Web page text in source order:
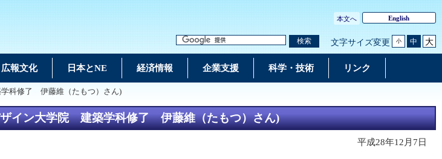
本文へ English
検索 文字サイズ変更 小 中 大
広報文化 日本とNE 経済情報 企業支援 科学・技術 リンク
学科修了 伊藤維（たもつ）さん)
ザイン大学院 建築学科修了 伊藤維（たもつ）さん)
平成28年12月7日